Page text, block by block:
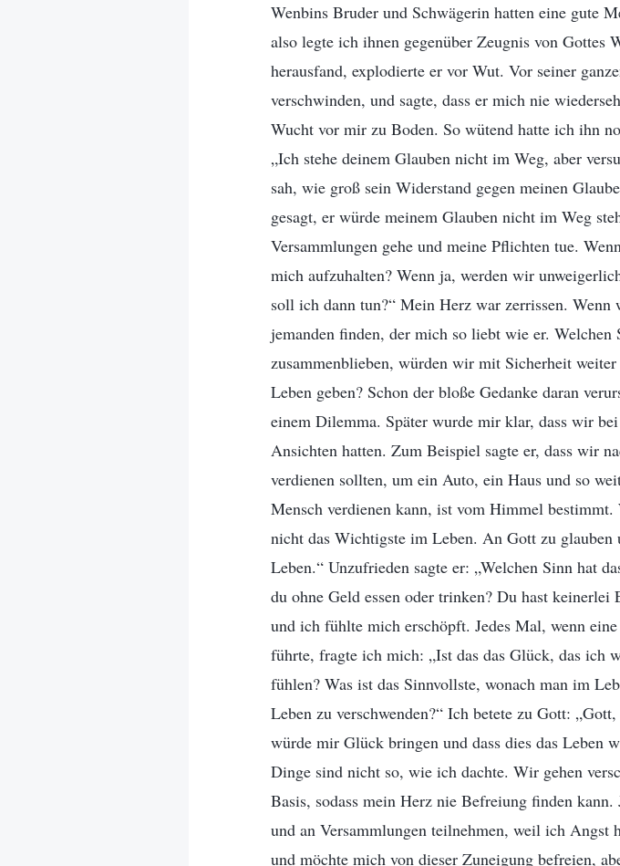
Wenbins Bruder und Schwägerin hatten eine gute
also legte ich ihnen gegenüber Zeugnis von Gottes
herausfand, explodierte er vor Wut. Vor seiner
verschwinden, und sagte, dass er mich nie
Wucht vor mir zu Boden. So wütend hatte ich ihn
„Ich stehe deinem Glauben nicht im Weg, aber
sah, wie groß sein Widerstand gegen meinen
gesagt, er würde meinem Glauben nicht im Weg
Versammlungen gehe und meine Pflichten tue.
mich aufzuhalten? Wenn ja, werden wir
soll ich dann tun?“ Mein Herz war zerrissen.
jemanden finden, der mich so liebt wie er.
zusammenblieben, würden wir mit Sicherheit
Leben geben? Schon der bloße Gedanke daran
einem Dilemma. Später wurde mir klar, dass wir
Ansichten hatten. Zum Beispiel sagte er, dass wir
verdienen sollten, um ein Auto, ein Haus und so
Mensch verdienen kann, ist vom Himmel
nicht das Wichtigste im Leben. An Gott zu
Leben.“ Unzufrieden sagte er: „Welchen Sinn hat
du ohne Geld essen oder trinken? Du hast
und ich fühlte mich erschöpft. Jedes Mal, wenn
führte, fragte ich mich: „Ist das das Glück, das
fühlen? Was ist das Sinnvollste, wonach man im
Leben zu verschwenden?“ Ich betete zu Gott:
würde mir Glück bringen und dass dies das Leben
Dinge sind nicht so, wie ich dachte. Wir gehen
Basis, sodass mein Herz nie Befreiung finden
und an Versammlungen teilnehmen, weil ich Angst
und möchte mich von dieser Zuneigung befreien,